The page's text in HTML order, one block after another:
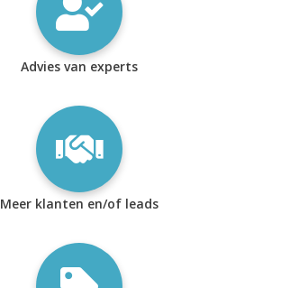
Advies van experts
Meer klanten en/of leads